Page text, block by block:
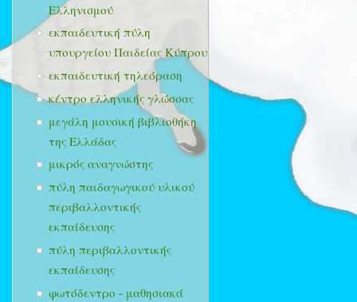
Ελληνισμού
εκπαιδευτική πύλη
υπουργείου Παιδείας Κύπρου
εκπαιδευτική τηλεόραση
κέντρο ελληνικής γλώσσας
μεγάλη μουσική βιβλιοθήκη
της Ελλάδας
μικρός αναγνώστης
πύλη παιδαγωγικού υλικού
περιβαλλοντικής
εκπαίδευσης
πύλη περιβαλλοντικής
εκπαίδευσης
φωτόδεντρο - μαθησιακά